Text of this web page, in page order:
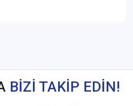
BİZİ TAKİP EDİN!